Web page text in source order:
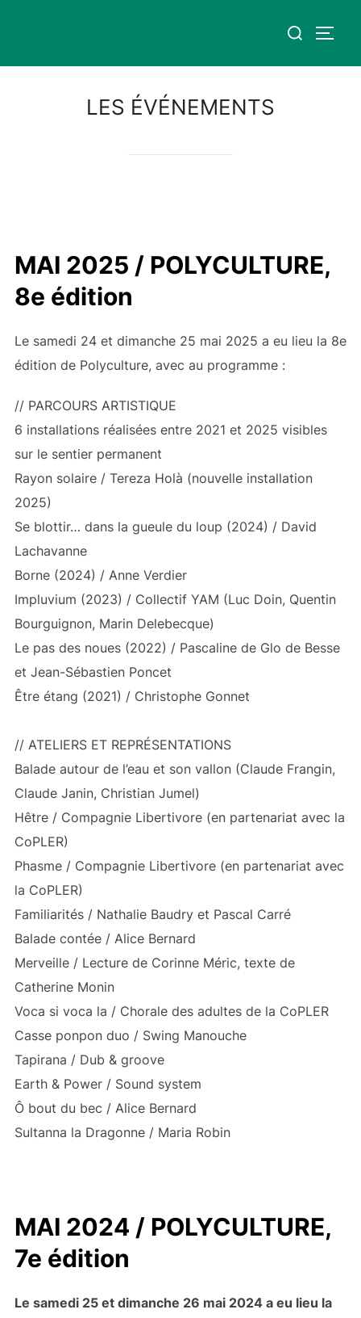
Rechercher :
LES ÉVÉNEMENTS
MAI 2025 / POLYCULTURE,
8e édition
Le samedi 24 et dimanche 25 mai 2025 a eu lieu la 8e
édition de Polyculture, avec au programme :
// PARCOURS ARTISTIQUE
6 installations réalisées entre 2021 et 2025 visibles
sur le sentier permanent
Rayon solaire / Tereza Holà (nouvelle installation
2025)
Se blottir… dans la gueule du loup (2024) / David
Lachavanne
Borne (2024) / Anne Verdier
Impluvium (2023) / Collectif YAM (Luc Doin, Quentin
Bourguignon, Marin Delebecque)
Le pas des noues (2022) / Pascaline de Glo de Besse
et Jean-Sébastien Poncet
Être étang (2021) / Christophe Gonnet
// ATELIERS ET REPRÉSENTATIONS
Balade autour de l’eau et son vallon (Claude Frangin,
Claude Janin, Christian Jumel)
Hêtre / Compagnie Libertivore (en partenariat avec la
CoPLER)
Phasme / Compagnie Libertivore (en partenariat avec
la CoPLER)
Familiarités / Nathalie Baudry et Pascal Carré
Balade contée / Alice Bernard
Merveille / Lecture de Corinne Méric, texte de
Catherine Monin
Voca si voca la / Chorale des adultes de la CoPLER
Casse ponpon duo / Swing Manouche
Tapirana / Dub & groove
Earth & Power / Sound system
Ô bout du bec / Alice Bernard
Sultanna la Dragonne / Maria Robin
MAI 2024 / POLYCULTURE,
7e édition
Le samedi 25 et dimanche 26 mai 2024 a eu lieu la